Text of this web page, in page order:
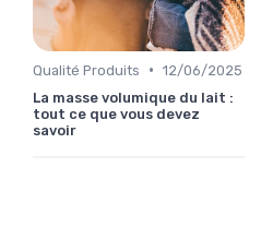
Qualité Produits • 12/06/2025
La masse volumique du lait :
tout ce que vous devez
savoir